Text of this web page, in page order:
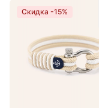
Скидка -15%